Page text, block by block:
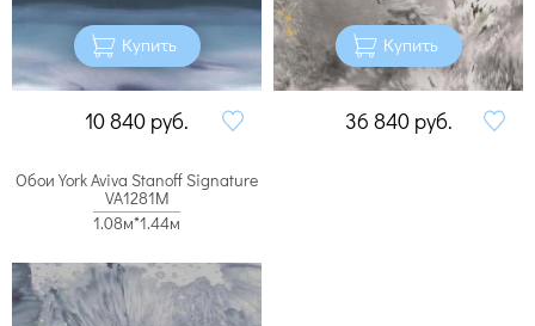
Купить
10 840 руб.
Купить
36 840 руб.
Обои York Aviva Stanoff Signature
VA1281M
1.08м*1.44м